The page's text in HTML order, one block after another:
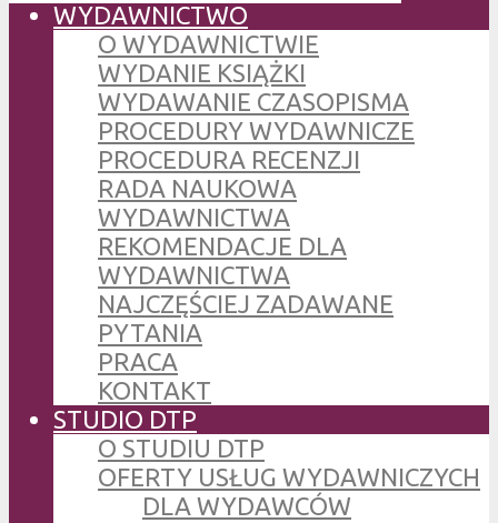
WYDAWNICTWO
O WYDAWNICTWIE
WYDANIE KSIĄŻKI
WYDAWANIE CZASOPISMA
PROCEDURY WYDAWNICZE
PROCEDURA RECENZJI
RADA NAUKOWA
WYDAWNICTWA
REKOMENDACJE DLA
WYDAWNICTWA
NAJCZĘŚCIEJ ZADAWANE
PYTANIA
PRACA
KONTAKT
STUDIO DTP
O STUDIU DTP
OFERTY USŁUG WYDAWNICZYCH
DLA WYDAWCÓW